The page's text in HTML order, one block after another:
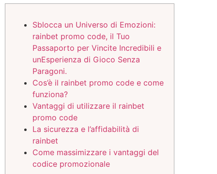
Sblocca un Universo di Emozioni:
rainbet promo code, il Tuo
Passaporto per Vincite Incredibili e
unEsperienza di Gioco Senza
Paragoni.
Cos’è il rainbet promo code e come
funziona?
Vantaggi di utilizzare il rainbet
promo code
La sicurezza e l’affidabilità di
rainbet
Come massimizzare i vantaggi del
codice promozionale